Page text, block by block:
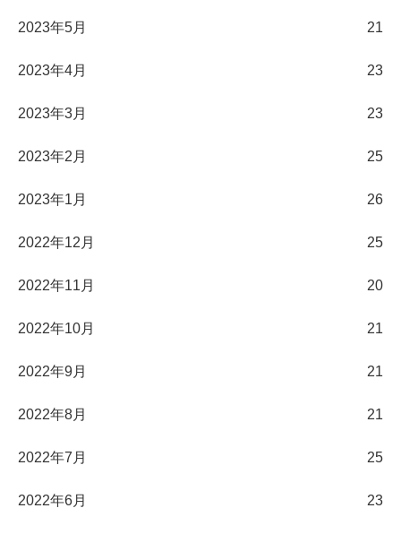
2023年5月 21
2023年4月 23
2023年3月 23
2023年2月 25
2023年1月 26
2022年12月 25
2022年11月 20
2022年10月 21
2022年9月 21
2022年8月 21
2022年7月 25
2022年6月 23